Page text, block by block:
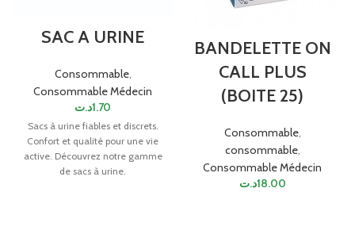
SAC A URINE
Consommable,
Consommable Médecin
1.70د.ت
Sacs à urine fiables et discrets.
Confort et qualité pour une vie
active. Découvrez notre gamme
de sacs à urine.
BANDELETTE ON
CALL PLUS
(BOITE 25)
Consommable,
consommable,
Consommable Médecin
18.00د.ت